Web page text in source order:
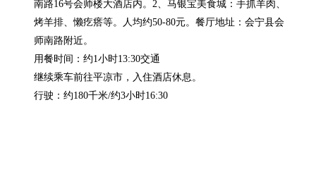
南路16号会师楼大酒店内。2、马银宝美食城：手抓羊肉、
烤羊排、懒疙瘩等。人均约50-80元。餐厅地址：会宁县会
师南路附近。
用餐时间：约1小时13:30交通
继续乘车前往平凉市，入住酒店休息。
行驶：约180千米/约3小时16:30